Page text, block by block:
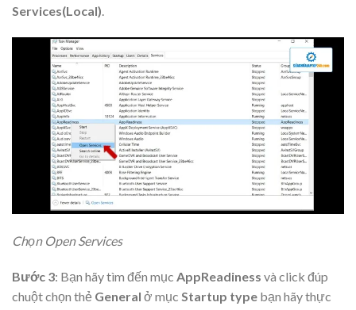
Services(Local).
Chọn Open Services
Bước 3: Bạn hãy tìm đến mục AppReadiness và click đúp
chuột chọn thẻ General ở mục Startup type bạn hãy thực